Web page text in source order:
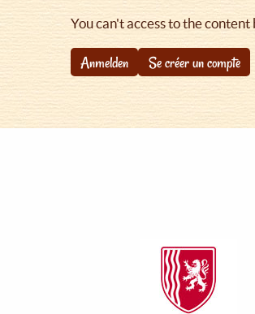
You can't access to the
Anmelden Se créer un compte